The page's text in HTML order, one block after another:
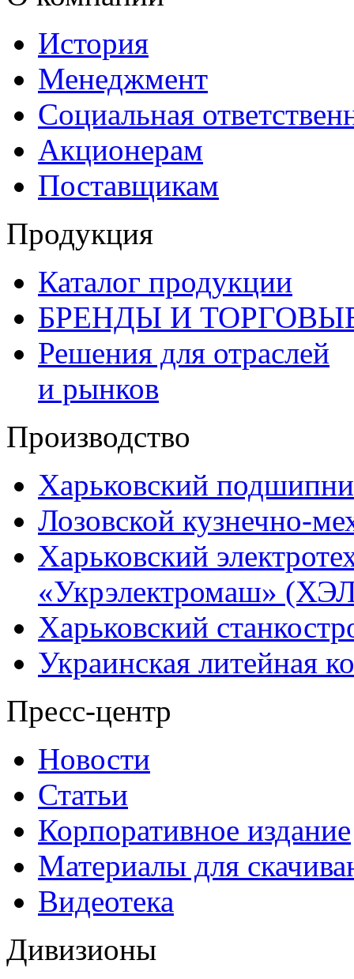
История
Менеджмент
Социальная
Акционерам
Поставщикам
Продукция
Каталог продукции
БРЕНДЫ И
Решения для отраслей
и рынков
Производство
Харьковский
Лозовской кузнечно-
Харьковский
«Укрэлектромаш»
Харьковский
Украинская литейная
Пресс-центр
Новости
Статьи
Корпоративное издание
Материалы для
Видеотека
Дивизионы